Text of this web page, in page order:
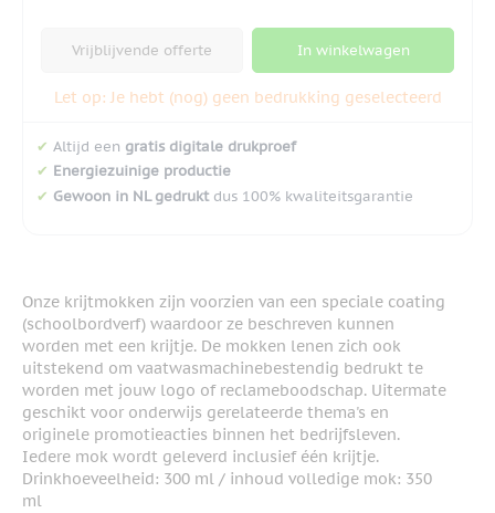
Vrijblijvende offerte In winkelwagen
Let op: Je hebt (nog) geen bedrukking geselecteerd
✔ Altijd een gratis digitale drukproef
✔ Energiezuinige productie
✔ Gewoon in NL gedruktdus 100% kwaliteitsgarantie
Onze krijtmokken zijn voorzien van een speciale coating
(schoolbordverf) waardoor ze beschreven kunnen
worden met een krijtje. De mokken lenen zich ook
uitstekend om vaatwasmachinebestendig bedrukt te
worden met jouw logo of reclameboodschap. Uitermate
geschikt voor onderwijs gerelateerde thema's en
originele promotieacties binnen het bedrijfsleven.
Iedere mok wordt geleverd inclusief één krijtje.
Drinkhoeveelheid: 300 ml / inhoud volledige mok: 350
ml